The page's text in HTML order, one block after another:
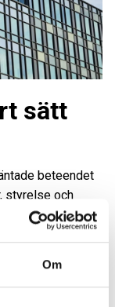
Om
sätt
beteendet
styrelse och
i